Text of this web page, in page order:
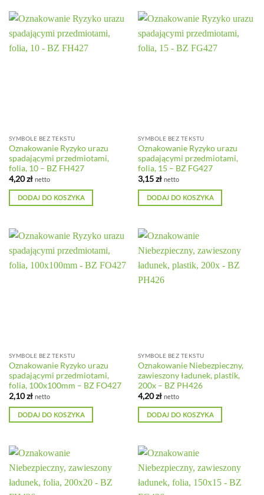
SYMBOLE BEZ TEKSTU
Oznakowanie Ryzyko urazu
spadającymi przedmiotami,
folia, 10 – BZ FH427
4,20zł netto
DODAJ DO KOSZYKA
SYMBOLE BEZ TEKSTU
Oznakowanie Ryzyko urazu
spadającymi przedmiotami,
folia, 15 – BZ FG427
3,15zł netto
DODAJ DO KOSZYKA
SYMBOLE BEZ TEKSTU
Oznakowanie Ryzyko urazu
spadającymi przedmiotami,
folia, 100x100mm – BZ FO427
2,10zł netto
DODAJ DO KOSZYKA
SYMBOLE BEZ TEKSTU
Oznakowanie Niebezpieczny,
zawieszony ładunek, plastik,
200x – BZ PH426
4,20zł netto
DODAJ DO KOSZYKA